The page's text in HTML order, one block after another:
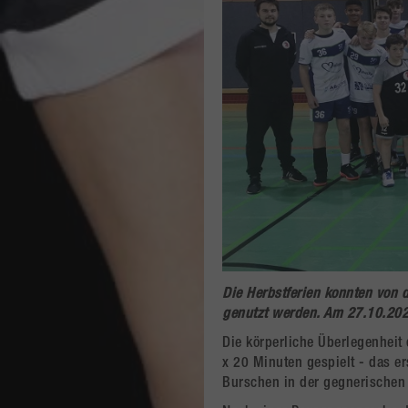
Die Herbstferien konnten von
genutzt werden. Am
Die körperliche
x 20 Minuten gespielt - das
Burschen in der